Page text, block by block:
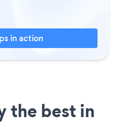
in action
the best in